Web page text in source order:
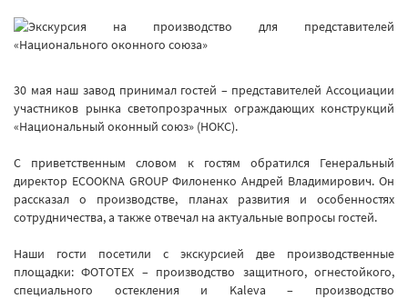
30 мая наш завод принимал гостей – представителей Ассоциации
участников рынка светопрозрачных ограждающих конструкций
«Национальный оконный союз» (НОКС).
С приветственным словом к гостям обратился Генеральный
директор ECOOKNA GROUP Филоненко Андрей Владимирович. Он
рассказал о производстве, планах развития и особенностях
сотрудничества, а также отвечал на актуальные вопросы гостей.
Наши гости посетили с экскурсией две производственные
площадки: ФОТОТЕХ – производство защитного, огнестойкого,
специального остекления и Kaleva – производство